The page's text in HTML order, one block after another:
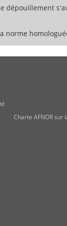
dépouillement
norme
Charte AFNOR